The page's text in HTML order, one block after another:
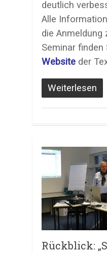
deutlich
Alle
die Anmeldung
Seminar finden
Website der
Weiterlesen
Rückblick: